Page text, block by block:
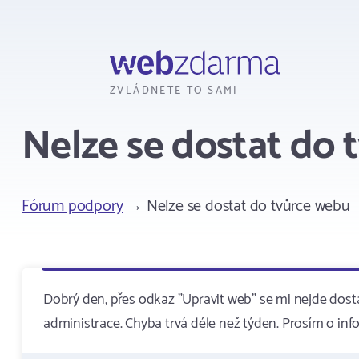
ZVLÁDNETE TO SAMI
Nelze se dostat do
Fórum podpory→ Nelze se dostat do tvůrce webu
Dobrý den, přes odkaz "Upravit web" se mi nejde
administrace. Chyba trvá déle než týden. Prosím o